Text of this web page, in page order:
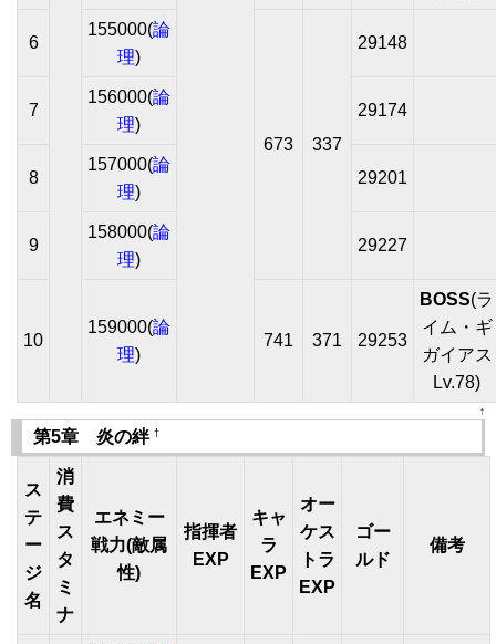
6
155000(論
理)
673 337
29148
7
156000(論
理)
29174
8
157000(論
理)
29201
9
158000(論
理)
29227
10
159000(論
理)
741 371 29253
BOSS(ラ
イム・ギ
ガイアス
Lv.78)
↑
第5章 炎の絆 †
ス
テ
ー
ジ
名
消
費
ス
タ
ミ
ナ
エネミー
戦力(敵属
性)
指揮者
EXP
キャ
ラ
EXP
オー
ケス
トラ
EXP
ゴー
ルド
備考